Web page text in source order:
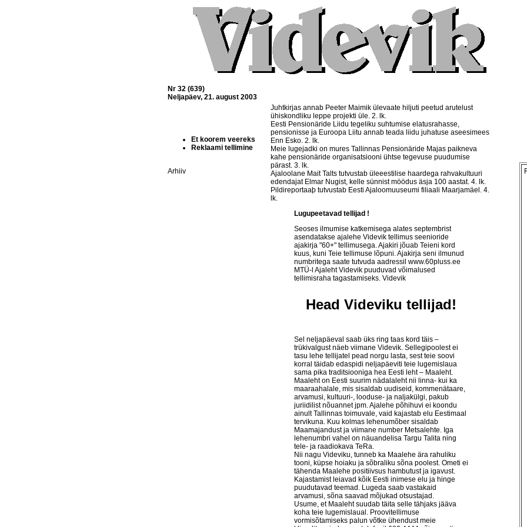
Nr 32 (639)
Neljapäev, 21. august 2003
Et koorem veereks
Reklaami tellimine
Arhiiv
Juhtkirjas annab Peeter Maimik ülevaate hiljuti peetud arutelust
ühiskondliku leppe projekti üle. 2. lk.
Eesti Pensionäride Liidu tegeliku suhtumise elatusrahasse,
pensionisse ja Euroopa Liitu annab teada liidu juhatuse aseesimees
Enn Esko. 2. lk.
Meie lugejadki on mures Tallinnas Pensionäride Majas paikneva
kahe pensionäride organisatsiooni ühtse tegevuse puudumise
pärast. 3. lk.
Ajaloolane Mait Talts tutvustab üleeestilise haardega rahvakultuuri
edendajat Elmar Nugist, kelle sünnist möödus äsja 100 aastat. 4. lk.
Pildireportaaþ tutvustab Eesti Ajaloomuuseumi filiaali Maarjamäel. 4.
lk.
Lugupeetavad tellijad !
Seoses ilmumise katkemisega alates septembrist
asendatakse ajalehe Videvik tellimus seenioride
ajakirja "60+" tellimusega. Ajakiri jõuab Teieni kord
kuus, kuni Teie tellimuse lõpuni. Ajakirja seni ilmunud
numbritega saate tutvuda aadressil www.60pluss.ee
MTÜ-l Ajaleht Videvik puuduvad võimalused
tellimisraha tagastamiseks. Videvik
Head Videviku tellijad!
Sel neljapäeval saab üks ring taas kord täis –
trükivalgust näeb viimane Videvik. Sellegipoolest ei
tasu lehe tellijatel pead norgu lasta, sest teie soovi
korral täidab edaspidi neljapäeviti teie lugemislaua
sama pika traditsiooniga hea Eesti leht – Maaleht.
Maaleht on Eesti suurim nädalaleht nii linna- kui ka
maaraahalale, mis sisaldab uudiseid, kommenätaare,
arvamusi, kultuuri-, looduse- ja naljakülgi, pakub
juriidilist nõuannet jpm. Ajalehe põhihuvi ei koondu
ainult Tallinnas toimuvale, vaid kajastab elu Eestimaal
tervikuna. Kuu kolmas lehenumõber sisaldab
Maamajandust ja viimane number Metsalehte. Iga
lehenumbri vahel on näuandelisa Targu Talita ning
tele- ja raadiokava TeRa.
Nii nagu Videviku, tunneb ka Maalehe ära rahuliku
tooni, küpse hoiaku ja sõbraliku sõna poolest. Ometi ei
tähenda Maalehe positiivsus hambutust ja igavust.
Kajastamist leiavad kõik Eesti inimese elu ja hinge
puudutavad teemad. Lugeda saab vastakaid
arvamusi, sõna saavad mõjukad otsustajad.
Usume, et Maaleht suudab täita selle tähjaks jääva
koha teie lugemislaual. Proovitellimuse
vormisõtamiseks palun võtke ühendust meie